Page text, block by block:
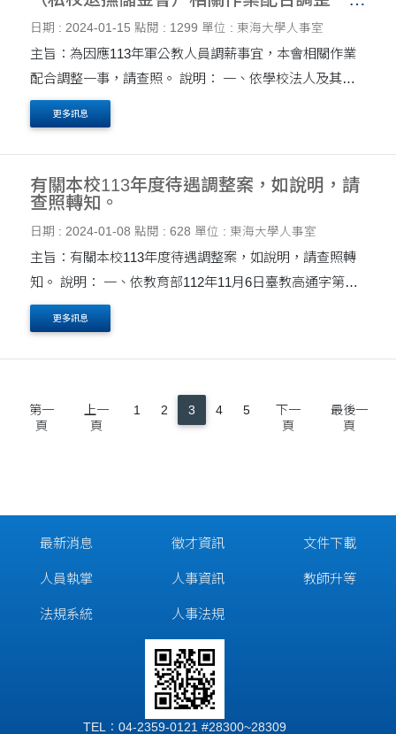
日期 : 2024-01-15 點閱 : 1299 單位 : 東海大學人事室
主旨：為因應113年軍公教人員調薪事宜，本會相關作業
配合調整一事，請查照。 說明： 一、依學校法人及其所
屬私立學校教職員退休撫卹離職資遣條例（下稱私校退撫
條例）施行細則第13條規定，私立學校教職員之....
更多訊息
有關本校113年度待遇調整案，如說明，請
查照轉知。
日期 : 2024-01-08 點閱 : 628 單位 : 東海大學人事室
主旨：有關本校113年度待遇調整案，如說明，請查照轉
知。 說明： 一、依教育部112年11月6日臺教高通字第
1122203315號函略以：行政院112年6月1日業決定113年
度軍公教員工待遇調整案，軍公教員工調薪4%、教研人
員學術....
更多訊息
第一
頁
上一
頁
1 2 3 4 5
下一
頁
最後一
頁
最新消息
人員執掌
法規系統
徵才資訊
人事資訊
人事法規
文件下載
教師升等
TEL：04-2359-0121 #28300~28309